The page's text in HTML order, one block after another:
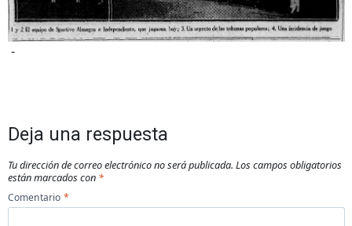
-
Deja una respuesta
Tu dirección de correo electrónico no será publicada. Los campos obligatorios
están marcados con *
Comentario *